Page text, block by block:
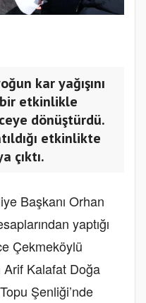
kar yağışını
bir etkinlikle
dönüştürdü.
etkinlikte
çıktı.
Orhan
yaptığı
Çekmeköylü
Kalafat Doğa
Şenliği’nde